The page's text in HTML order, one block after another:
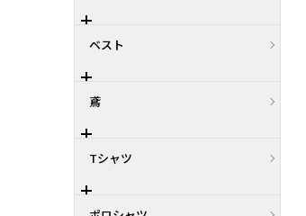
ベスト
鳶
Tシャツ